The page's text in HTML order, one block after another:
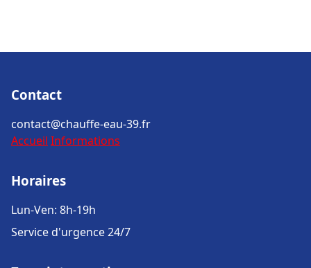
Contact
contact@chauffe-eau-39.fr
Accueil Informations
Horaires
Lun-Ven: 8h-19h
Service d'urgence 24/7